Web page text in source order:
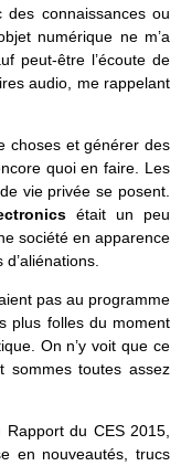
connaissances ou
numérique ne m’a
peut-être l’écoute de
audio, me rappelant
choses et générer des
quoi en faire. Les
vie privée se posent.
était un peu
société en apparence
pas au programme
plus folles du moment
On n’y voit que ce
sommes toutes assez
du CES 2015,
en nouveautés, trucs